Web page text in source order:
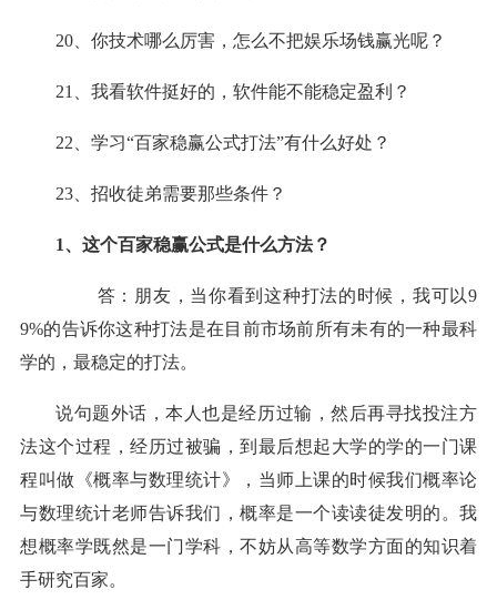
20、你技术哪么厉害，怎么不把娱乐场钱赢光呢？
21、我看软件挺好的，软件能不能稳定盈利 ？
22、学习“百家稳赢公式打法”有什么好处？
23、招收徒弟需要那些条件？
1、这个百家稳赢公式是什么方法？
答：朋友，当你看到这种打法的时候，我可以9
9%的告诉你这种打法是在目前市场前所有未有的一种最科
学的，最稳定的打法。
说句题外话，本人也是经历过输 ，然后再寻找投注方
法这个过程，经历过被骗，到最后想起大学的学的一门课
程叫做《概率与数理统计》，当师上课的时候我们概率论
与数理统计老师告诉我们，概率是一个读读徒发明的。我
想概率学既然是一门学科，不妨从高等数学方面的知识着
手研究百家。